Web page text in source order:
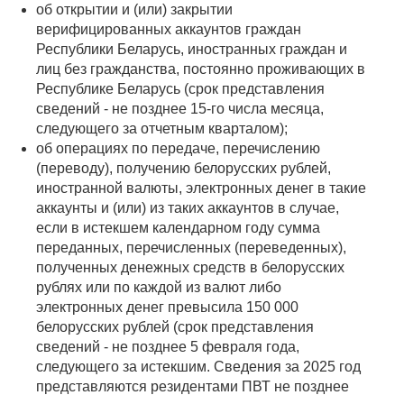
об открытии и (или) закрытии
верифицированных аккаунтов граждан
Республики Беларусь, иностранных граждан и
лиц без гражданства, постоянно проживающих в
Республике Беларусь (срок представления
сведений - не позднее 15-го числа месяца,
следующего за отчетным кварталом);
об операциях по передаче, перечислению
(переводу), получению белорусских рублей,
иностранной валюты, электронных денег в такие
аккаунты и (или) из таких аккаунтов в случае,
если в истекшем календарном году сумма
переданных, перечисленных (переведенных),
полученных денежных средств в белорусских
рублях или по каждой из валют либо
электронных денег превысила 150 000
белорусских рублей (срок представления
сведений - не позднее 5 февраля года,
следующего за истекшим. Сведения за 2025 год
представляются резидентами ПВТ не позднее